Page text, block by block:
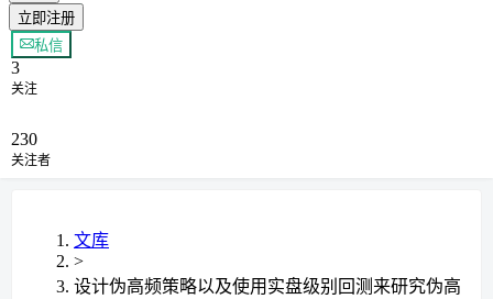
立即注册
+ 关注
私信
3
关注
230
关注者
文库
>
设计伪高频策略以及使用实盘级别回测来研究伪高